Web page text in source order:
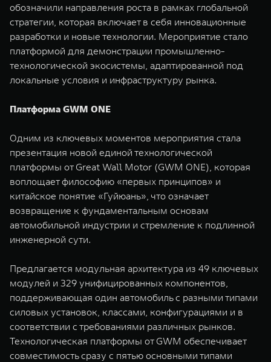
обозначили направления роста в рамках глобальной
стратегии, которая включает в себя инновационные
разработки и новые технологии. Мероприятие стало
платформой для демонстрации промышленно-
технологической экосистемы, адаптированной под
локальные условия и инфраструктуру рынка.
Платформа GWM ONE
Одним из ключевых моментов мероприятия стала
презентация новой единой технологической
платформы от Great Wall Motor (GWM ONE), которая
воплощает философию «первых принципов» и
китайское понятие «Гуйюань», что означает
возвращение к фундаментальным основам
автомобильной индустрии и стремление к подлинной
инженерной сути.
Предлагается модульная архитектура из 49 ключевых
модулей и 329 унифицированных компонентов,
поддерживающая один автомобиль с разными типами
силовых установок, классами, конфигурациями и в
соответствии с требованиями различных рынков.
Технологическая платформы от GWM обеспечивает
совместимость сразу с пятью основными типами